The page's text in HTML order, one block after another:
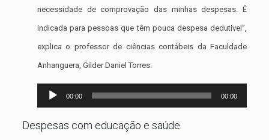
necessidade de comprovação das minhas despesas. É
indicada para pessoas que têm pouca despesa dedutível”,
explica o professor de ciências contábeis da Faculdade
Anhanguera, Gilder Daniel Torres.
Tocador
de
áudio
00:00 00:00
Despesas com educação e saúde